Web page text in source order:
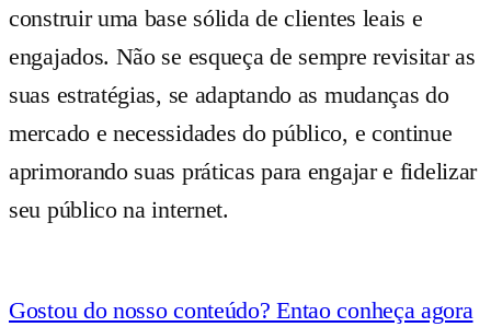
construir uma base sólida de clientes leais e
engajados. Não se esqueça de sempre revisitar as
suas estratégias, se adaptando as mudanças do
mercado e necessidades do público, e continue
aprimorando suas práticas para engajar e fidelizar
seu público na internet.
Gostou do nosso conteúdo? Entao conheça agora